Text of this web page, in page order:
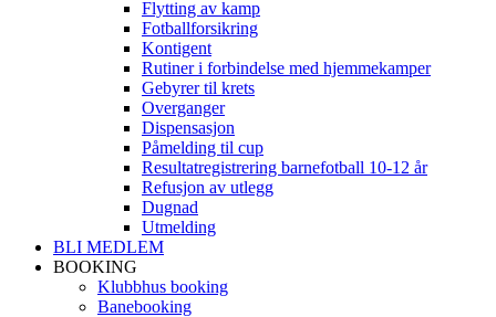
Flytting av kamp
Fotballforsikring
Kontigent
Rutiner i forbindelse med hjemmekamper
Gebyrer til krets
Overganger
Dispensasjon
Påmelding til cup
Resultatregistrering barnefotball 10-12 år
Refusjon av utlegg
Dugnad
Utmelding
BLI MEDLEM
BOOKING
Klubbhus booking
Banebooking